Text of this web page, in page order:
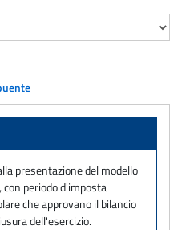
presentazione del modello
periodo d'imposta
che approvano il bilancio
dell'esercizio.